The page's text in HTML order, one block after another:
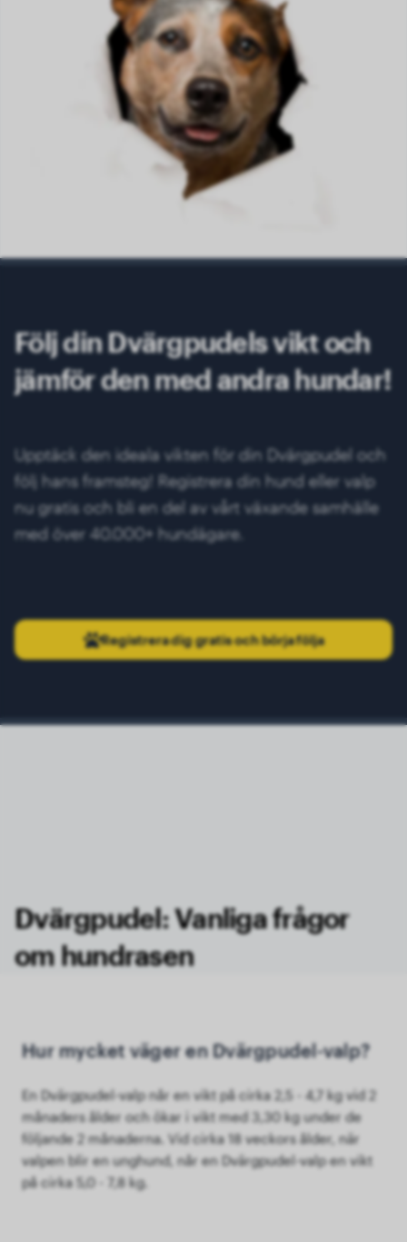
Följ din Dvärgpudels vikt och
jämför den med andra hundar!
Upptäck den ideala vikten för din Dvärgpudel och
följ hans framsteg! Registrera din hund eller valp
nu gratis och bli en del av vårt växande samhälle
med över 40.000+ hundägare.
Registrera dig gratis och börja följa
Dvärgpudel: Vanliga frågor
om hundrasen
Hur mycket väger en Dvärgpudel-valp?
En Dvärgpudel-valp når en vikt på cirka 2,5 - 4,7 kg vid 2
månaders ålder och ökar i vikt med 3,30 kg under de
följande 2 månaderna. Vid cirka 18 veckors ålder, när
valpen blir en unghund, når en Dvärgpudel-valp en vikt
på cirka 5,0 - 7,8 kg.